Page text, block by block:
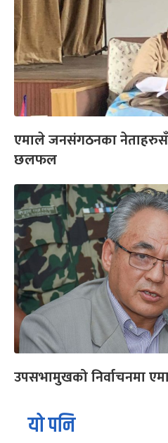
एमाले जनसंगठनका नेताहरुसँग
छलफल
उपसभामुखको निर्वाचनमा
यो पनि